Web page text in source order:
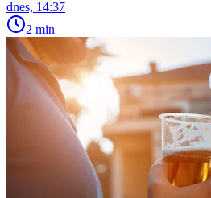
dnes, 14:37
2 min